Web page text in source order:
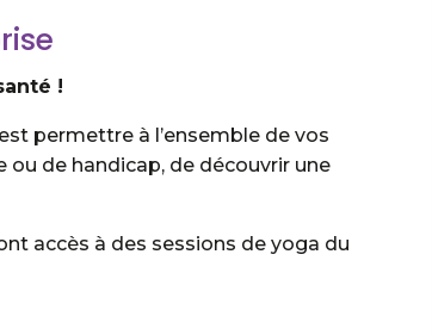
!
permettre à l’ensemble de vos
ou de handicap, de découvrir une
accès à des sessions de yoga du